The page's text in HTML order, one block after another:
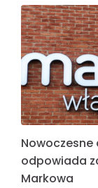
Nowoczesne
odpowiada
Markowa